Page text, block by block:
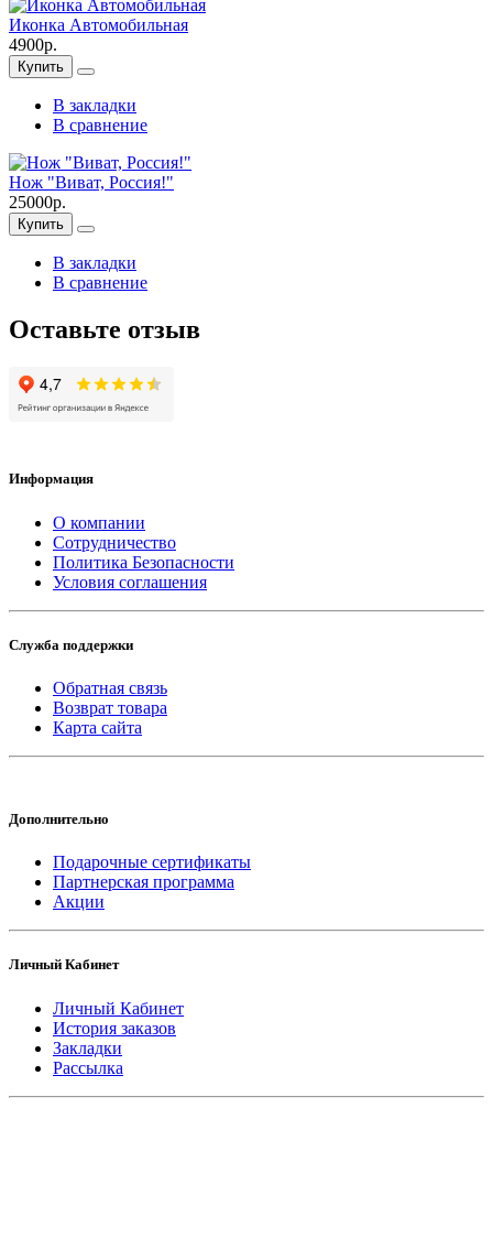
Иконка Автомобильная
4900р.
Купить
В закладки
В сравнение
Нож "Виват, Россия!"
25000р.
Купить
В закладки
В сравнение
Оставьте отзыв
Информация
О компании
Сотрудничество
Политика Безопасности
Условия соглашения
Служба поддержки
Обратная связь
Возврат товара
Карта сайта
Дополнительно
Подарочные сертификаты
Партнерская программа
Акции
Личный Кабинет
Личный Кабинет
История заказов
Закладки
Рассылка